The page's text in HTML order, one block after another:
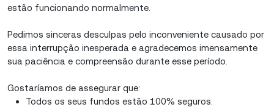
estão funcionando normalmente.
Pedimos sinceras desculpas pelo inconveniente causado por
essa interrupção inesperada e agradecemos imensamente
sua paciência e compreensão durante esse período.
Gostaríamos de assegurar que:
Todos os seus fundos estão 100% seguros.